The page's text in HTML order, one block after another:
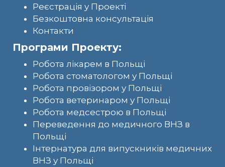
Реєстрація у Проекті
Безкоштовна консультація
Контакти
Програми Проекту:
Робота лікарем в Польщі
Робота стоматологом у Польщі
Робота провізором у Польщі
Робота ветеринаром у Польщі
Робота медсестрою в Польщі
Переведення до медичного ВНЗ в
Польщі
Інтернатура для випускників медичних
ВНЗ у Польщі